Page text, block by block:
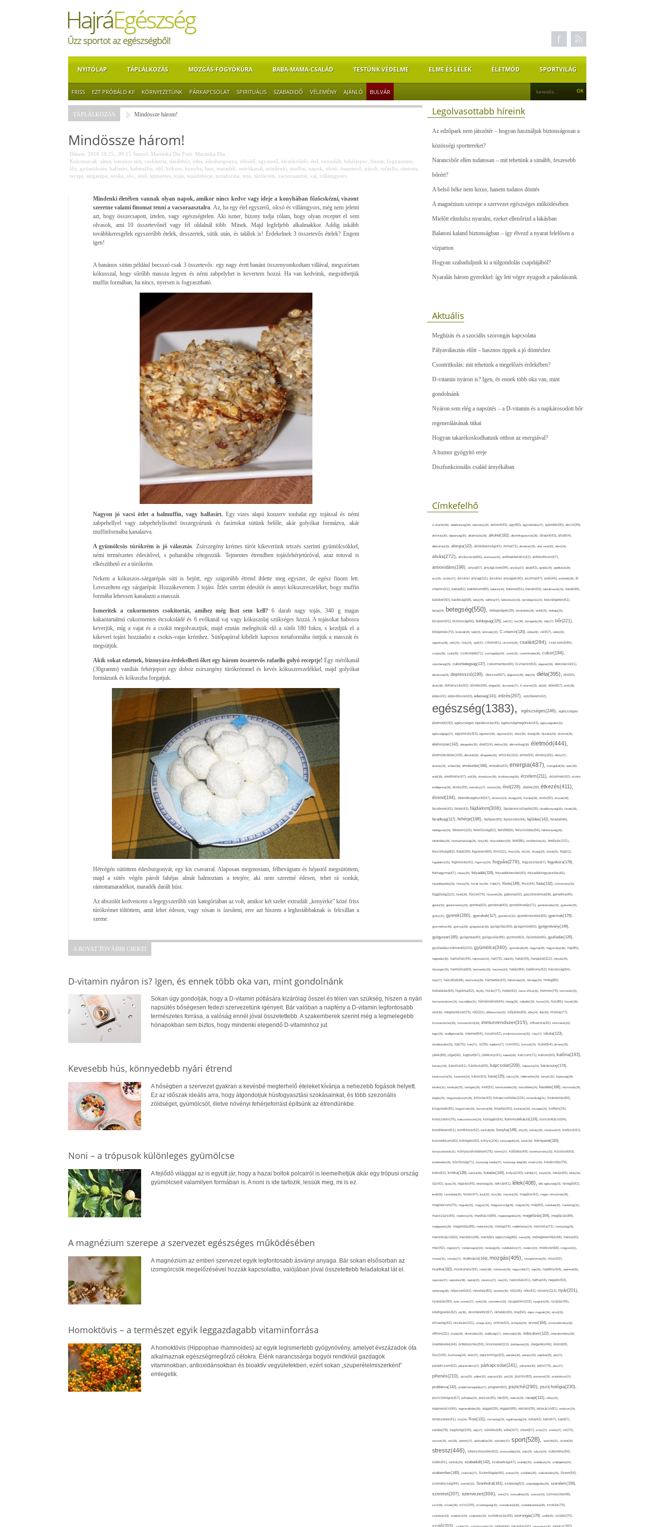
NYITÓLAP TÁPLÁLKOZÁS MOZGÁS-FOGYÓKÚRA BABA-MAMA-CSALÁD TESTÜNK VÉDELME ELME ÉS LÉLEK ÉLETMÓD SPORTVILÁG
FRISS EZT PRÓBÁLD KI! KÖRNYEZETÜNK PÁRKAPCSOLAT SPIRITUÁLIS SZABADIDŐ VÉLEMÉNY AJÁNLÓ BULVÁR
TÁPLÁLKOZÁS Mindössze három!
Mindössze három!
Dátum: 2018.10.25., 09:15 Szerző: Martinka Dia Fotó: Martinka Dia
Kulcsszavak: alma banános süti csokitorta darálthús, édes, édesburgonya édesítő egyszerű étcsokoládé, étel extrudált, fehérjepor, finom fogyasztani
főz
gyümölcsös, halfasírt, halmuffin idő kókusz konyha liszt, maradék mérőkanál mindenki muffin napok olcsó összetevő párolt, rafaello rántotta
recept, sárgarépa sonka sós. sütő tejmentes, tojás, tojásfehérje, tortaforma totu túrókrém vacsoraasztal vaj villámgyors
Mindenki életében vannak olyan napok, amikor nincs kedve vagy ideje a konyhában főzőcskézni, viszont
szeretne valami finomat tenni a vacsoraasztalra . Az, ha egy étel egyszerű, olcsó és villámgyors, még nem jelenti
azt, hogy összecsapott, íztelen, vagy egészségtelen. Aki ismer, bizony tudja rólam, hogy olyan receptet el sem
olvasok, ami 10 összetevőnél vagy fél oldalnál több. Minek. Majd legfeljebb alkalmakkor. Addig inkább
továbbkeresgélek egyszerűbb ételek, desszertek, sütik után, és találok is! Érdekelnek 3 összetevős ételek? Engem
igen!
A banános sütim például becsszó csak 3 összetevős: egy nagy érett banánt összenyomkodtam villával, megszórtam
kókusszal, hogy sűrűbb massza legyen és némi zabpelyhet is kevertem hozzá. Ha van kedvünk, megsüthetjük
muffin formában, ha nincs, nyersen is fogyasztható.
Nagyon jó vacsi ötlet a halmuffin, vagy halfasírt.Egy vizes alapú konzerv tonhalat egy tojással és némi
zabpehellyel vagy zabpehelyliszttel összegyúrunk és fasírtokat sütünk belőle, akár golyókat formázva, akár
muffinformába kanalazva.
A gyümölcsös túrókrém is jó választás. Zsírszegény krémes túrót kikeverünk tetszés szerinti gyümölcsökkel,
némi természetes édesítővel, s poharakba rétegezzük. Tejmentes étrendben tojásfehérjetúróval, azaz totuval is
elkészíthető ez a túrókrém.
Nekem a kókuszos-sárgarépás süti is bejött, egy szigorúbb étrend ihlette meg egyszer, de egész finom lett.
Lereszeltem egy sárgarépát. Hozzákevertem 3 tojást. Ízlés szerint édesítőt és annyi kókuszreszeléket, hogy muffin
formába lehessen kanalazni a masszát.
Ismeritek a cukormentes csokitortát, amihez még liszt sem kell?6 darab nagy tojás, 340 g magas
kakaótartalmú cukormentes étcsokoládé és 6 evőkanál vaj vagy kókuszolaj szükséges hozzá. A tojásokat habosra
keverjük, míg a vajat és a csokit megolvasztjuk, majd ezután melegítsük elő a sütőt 180 fokra, s kezdjük el a
kikevert tojást hozzáadni a csokis-vajas krémhez. Sütőpapírral kibélelt kapcsos tortaformába öntjük a masszát és
megsütjük.
Akik sokat edzenek, bizonyára érdekelheti őket egy három összetevős rafaello golyó receptje! Egy mérőkanál
(30gramm) vaníliás fehérjeport egy doboz zsírszegény túrókrémmel és kevés kókuszreszelékkel, majd golyókat
formázunk és kókuszba forgatjuk.
Hétvégén sütöttem édesburgonyát, egy kis csavarral. Alaposan megmostam, félbevágtam és héjastól megsütöttem,
majd a sütés végén párolt fahéjas almát halmoztam a tetejére, aki nem szeretné édesen, tehet rá sonkát,
rántottamaradékot, maradék darált húst.
Az abszolút kedvencem a legegyszerűbb süti kategóriában az volt, amikor két szelet extrudált „kenyérke” közé friss
túrókrémet töltöttem, amit lehet édesen, vagy sósan is ízesíteni, erre azt hiszem a leglustábbaknak is felcsillan a
szeme.
A ROVAT TOVÁBBI CIKKEI
D-vitamin nyáron is? Igen, és ennek több oka van, mint gondolnánk
Sokan úgy gondolják, hogy a D-vitamin pótlására kizárólag ősszel és télen van szükség, hiszen a nyári
napsütés bőségesen fedezi szervezetünk igényeit. Bár valóban a napfény a D-vitamin legfontosabb
természetes forrása, a valóság ennél jóval összetettebb. A szakemberek szerint még a legmelegebb
hónapokban sem biztos, hogy mindenki elegendő D-vitaminhoz jut.
Kevesebb hús, könnyedebb nyári étrend
A hőségben a szervezet gyakran a kevésbé megterhelő ételeket kívánja a nehezebb fogások helyett.
Ez az időszak ideális arra, hogy átgondoljuk húsfogyasztási szokásainkat, és több szezonális
zöldséget, gyümölcsöt, illetve növényi fehérjeforrást építsünk az étrendünkbe.
Noni – a trópusok különleges gyümölcse
A fejlődő világgal az is együtt jár, hogy a hazai boltok polcairól is leemelhetjük akár egy trópusi ország
gyümölcseit valamilyen formában is. A noni is ide tartozik, lessük meg, mi is ez.
A magnézium szerepe a szervezet egészséges működésében
A magnézium az emberi szervezet egyik legfontosabb ásványi anyaga. Bár sokan elsősorban az
izomgörcsök megelőzésével hozzák kapcsolatba, valójában jóval összetettebb feladatokat lát el.
Homoktövis – a természet egyik leggazdagabb vitaminforrása
A homoktövis (Hippophae rhamnoides) az egyik legismertebb gyógynövény, amelyet évszázadok óta
alkalmaznak egészségmegőrző célokra. Élénk narancssárga bogyói rendkívül gazdagok
vitaminokban, antioxidánsokban és bioaktív vegyületekben, ezért sokan „szuperélelmiszerként”
emlegetik.
Legolvasottabb híreink
Az edzőpark nem játszótér – hogyan használjuk biztonságosan a
közösségi sporttereket?
Narancsbőr ellen tudatosan – mit tehetünk a simább, feszesebb
bőrért?
A belső béke nem luxus, hanem tudatos döntés
A magnézium szerepe a szervezet egészséges működésében
Mielőtt elindulsz nyaralni, ezeket ellenőrizd a lakásban
Balatoni kaland biztonságban – így élvezd a nyarat felelősen a
vízparton
Hogyan szabaduljunk ki a túlgondolás csapdájából?
Nyaralás három gyerekkel: így lett végre nyugodt a pakolásunk
Aktuális
Meghízás és a szociális szorongás kapcsolata
Pályaválasztás előtt – hasznos tippek a jó döntéshez
Csontritkulás: mit tehetünk a megelőzés érdekében?
D-vitamin nyáron is? Igen, és ennek több oka van, mint
gondolnánk
Nyáron sem elég a napsütés – a D-vitamin és a napkárosodott bőr
regenerálásának titkai
Hogyan takarékoskodhatunk otthon az energiával?
A humor gyógyító ereje
Diszfunkcionális család árnyékában
Címkefelhő
A-vitamin(36), adalékanyag(28), adomány(26), advent(40), agy(80), agyműködés(27), ajándék(95), akció(39),
aktivitás(30), alapanyag(30), alkalmazás(28), alkohol(182), alkoholfogyasztás(36), állapot(43), állat(54),
állattartás(33), allergia(122), állóképesség(42), Alma(72), almaecet(26), aloe vera(33), álom(34),
alvás(272), alvászavar(66), aminosav(33), antibakteriális(42), antibiotikum(47),
antioxidáns(198), anya(67), anyagcsere(99), anyuka(27), apa(42), ápolás(29), applikáció(26),
arc(29), arcbőr(27), ásványi anyag(111), ásványi anyagok(40), asztma(47), autó(46), avokádó(36), B-
vitamin(41), baba(82), baktérium(89), balaton(34), baleset(51), banán(53), bántalmazás(24), barát(48),
barátok(50), barátság(58), béke(29), bélflóra(37), bélrendszer(33), bemelegítés(24), beszélgetés(61),
beteg(34), betegség(550), betegségek(39), bevásárlás(28), bicikli(25), biológia(25),
bizalom(41), biztonság(66), boldogság(125), bolt(31), bor(36), borogatás(28), böjt(27), bőr(221),
bőrápolás(70), brokkoli(29), buli(24), bűntudat(32), C-vitamin(120), cékla(28), cél(57), célok(30),
cigaretta(38), cikk(24), Cink(24), cipő(37), citrom(61), citromfű(26), család(284), csecsemő(45),
csípés(26), csoki(35), csokoládé(71), csomagolás(24), csont(33), csontritkulás(36), cukor(194),
cukorbeteg(25), cukorbetegség(137), cukormentes(69), D-vitamin(53), daganat(36), dekoráció(41),
demencia(34), depresszió(199), desszert(67), diagnózis(28), diák(24), diéta(395), dió(50),
divat(38), dohányzás(92), döntés(58), drága(26), duzzanat(27), E-vitamin(25), eb(26), ebéd(57), ecet(38),
édes(42), édesítőszer(43), édesség(141), edzés(267), edzőterem(42),
egészség(1383), egészséges(246), egészséges
életmód(100), egészséges táplálkozás(45), egészségmegőrzés(43), egészségtelen(32),
egészségügy(27), egyensúly(63), egyetem(30), egyszerű(31), éhes(30), éhség(38), éjszaka(33), ekcéma(26),
élelmiszer(142), elengedés(29), élet(114), életkor(30), életminőség(30), életmód(444),
életmódváltás(109), életvitel(28), elfogadás(30), elhízás(110), elme(93), élmény(55), előny(37),
elvárás(32), ember(38), emésztés(166), empátia(43), energia(487), Energiaital(29), eper(30),
erdő(36), eredmény(47), erő(36), érrendszer(36), érzékenység(36), érzelem(211), érzelmek(42), érzelmi
intelligencia(28), érzés(39), esemény(27), eszköz(28), étel(228), ételek(39), étkezés(411),
étrend(194), étrendkiegészítő(47), étterem(24), étvágy(34), Európa(28), evés(92), évszak(28),
facebook(42), fahéj(43), fájdalom(308), fájdalomcsillapító(39), fáradékonyság(30), fáradt(28),
fáradtság(117), fehérje(198), fejfájás(93), fejlesztés(44), fejlődés(142), feladat(46),
feldolgozás(24), félelem(115), felelősség(62), felnőtt(66), felszívódás(56), féltékenység(26),
feltöltődés(29), fenntarthatóság(29), fény(36), fényvédelem(28), férfi(86), fertőtlenítés(31), fertőzés(101),
feszültség(82), fiatal(39), figyelem(69), film(111), finom(26), fitt(34), fittség(34), fizikai(25), fog(51),
fogadalom(25), fogmosás(41), fogorvos(24), fogyás(279), fogyasztás(67), fogyókúra(178),
fokhagyma(47), folsav(25), folyadék(119), folyadékbevitel(40), folyadékfogyasztás(45),
folyadékpótlás(29), fontos(25), forralt bor(26), Föld(27), főzés(149), friss(44), futás(132), futóverseny(32),
függőség(112), fürdő(26), fűszer(79), fűszerek(28), gabona(42), gasztronómia(58), genetika(45),
glutén(32), gluténmentes(34), gomba(53), gondolat(43), gondolkodás(71), gondoskodás(33), gyakorlat(29),
gyász(31), gyerek(260), gyerekek(117), gyerekkor(32), gyereknevelés(83), gyermek(179),
gyermekkor(36), gyertya(28), gyógyászat(36), gyógyítás(69), gyógymód(50), gyógynövény(149),
gyógyszer(165), gyógytea(40), gyógyulás(85), gyomor(62), Gyömbér(66), gyulladás(126),
gyulladáscsökkentő(102), gyümölcs(340), gyümölcslé(28), hagyma(28), hagyomány(36), haj(85),
hajápolás(36), hajhullás(44), hajmosás(24), hal(70), hála(25), halál(39), hangulat(112), hányás(25),
hányinger(25), harmónia(69), hasmenés(35), hasznos(24), hatás(84), hatékony(52), házasság(64),
házi(27), háziállat(48), házimunka(28), háztartás(43), hétköznap(24), hétvége(25), hideg(80),
hidratálás(69), higiénia(52), hit(26), hízás(77), hobbi(62), home office(26), hormon(79), hormonok(25),
hormonrendszer(24), hozzáállás(31), hőmérséklet(44), hőség(36), hulladék(33), humor(24), hús(86), húsvét(36),
hűtő(30), idegrendszer(75), idő(111), időbeosztás(32), időjárás(69), idős(24), illat(30), illóolaj(77),
immunerősítés(30), immunerősítő(36), immunrendszer(315), influenza(45), információ(33),
inger(29), intelligencia(28), internet(64), inzulin(42), inzulinrezisztencia(35), írás(27), iskola(123),
iskolakezdés(25), ital(75), ivás(27), íz(39), izgalom(27), izom(91), izomzat(24), ízület(54), járvány(35),
játék(89), jóga(56), Joghurt(67), jótékony(41), kaland(28), kalcium(71), kálium(50), kalória(193),
kamasz(30), kamilla(41), Kánikula(59), kapcsolat(209), káposzta(24), karácsony(174),
karácsonyfa(25), karantén(34), káros(53), kávé(125), keksz(29), kellemetlen(29), kenyér(32), képesség(28),
kérdés(31), kerékpár(25), keringés(26), kert(52), kertészkedés(26), készülődés(24), kezelés(166), kézmosás(28),
kiégés(25), kiegyensúlyozott(26), kihívás(43), kikapcsolódás(106), kimerültség(31), kirándulás(84),
kisgyerek(45), kisgyermek(34), kismama(38), kitartás(50), kockázat(34), kocogás(24), koffein(76),
koleszterin(76), koleszterinszint(24), kollagén(54), kommunikáció(124), koncentráció(94),
konditerem(51), konfliktus(52), kontroll(28), konyha(149), kór(25), kórház(29), kórokozó(24), kortizol(41),
kozmetikum(40), köhögés(40), könyv(106), könyvajánló(24), köret(30), környezet(116),
környezetbarát(31), környezetvédelem(78), köröm(27), kötődés(49), következmény(33), közérzet(43),
közlekedés(26), közösség(71), közösségi média(27), közösségi oldal(38), kreatív(34), kreativitás(79),
krém(62), kritika(139), kultúra(36), kutatás(144), kutya(100), külföld(27), kütyü(33), lakás(65), látás(34),
láz(42), lazac(24), légzés(49), lehetőség(25), lekvár(41), lélek(408), lelki egészség(33), levegő(42),
levél(28), Levendula(32), leves(47), lista(32), liszt(36), macska(33), magány(42), magas vérnyomás(28),
magnézium(70), magvak(25), magyar(25), Magyarország(28), magzat(25), máj(60), mandula(33), marketing(31),
masszázs(45), medence(24), meditáció(89), megbetegedés(24), megelőzés(164), megfázás(89),
meglepetés(28), megoldás(89), melatonin(29), meleg(74), mellékhatás(24), memória(72), mennyiség(26),
menstruáció(50), mentális(48), mentális egészség(86), menü(28), méregtelenítés(48), mese(40),
méz(92), migrén(27), mindennapok(34), minőség(33), mobiltelefon(27), modern(24), módszer(68), mogyoró(31),
mosás(31), mosoly(27), motiváció(144), mozgás(405), mozgásforma(25), mozi(42),
munka(182), munkahely(92), műtét(38), művészet(29), nagyszülő(27), nap(35), napfény(54), napirend(35),
napozás(37), napsütés(38), naptej(32), narancs(27), nasi(31), nassolás(41), nátha(44), negatív(50),
nehézség(36), népszerű(42), nevelés(83), nevetés(30), nő(106), nők(42), növény(112), nyár(201),
nyaralás(90), nyári szünet(27), nyelv(26), nyomelem(33), nyugalom(102), nyugtató(29), nyújtás(45),
odafigyelés(52), ok(36), okostelefon(57), oktatás(40), olaj(50), olajos magvak(34), olcsó(33),
olívaolaj(42), olvasás(101), omega-3(31), online(52), orrfolyás(24), orvos(164), orvostudomány(26),
otthon(111), óvoda(26), öltözködés(35), önállóság(27), önbecsülés(36), önbizalom(122), önbizalomhiány(28),
önértékelés(44), önfejlesztés(59), önismeret(113), önkifejezés(26), öregedés(46), öröm(69),
ősz(109), őszinteség(34), ötlet(37), pajzsmirigy(53), pakolás(30), panasz(25), paprika(28), pár(27),
paradicsom(52), páratartalom(27), párkapcsolat(241), pattanás(30), pénz(74), piac(27),
pihenés(210), pizza(25), pollen(32), popcorn(35), por(26), pozitív(83), prevenció(25), probiotikum(37),
probléma(142), problémamegoldás(27), program(60), psziché(290), pszichológia(230),
pszichológus(67), puffadás(34), pulzus(45), rák(69), reakció(33), recept(131), reflux(31),
regeneráció(46), regenerálódás(28), reggel(39), reggeli(89), reklám(39), relaxáció(81), rendszer(24),
rendszeres(41), rizs(34), Rost(131), rozmaring(24), rugalmasság(24), ruha(42), rutin(47), sajt(67),
saláta(78), segítség(100), sejt(27), sérülés(58), séta(107), siker(67), sírás(27), smink(37), só(70),
sorozat(33), sör(26), spenót(27), spiritualitás(28), spórolás(37), sport(528), sportoló(31), strand(35),
stressz(446), stresszkezelés(53), stresszoldás(34), súly(25), súlyzó(24), sütemény(94),
sütés(91), sütőtök(25), szabadidő(142), szabadság(47), szabály(25), szabályok(24), szájhigiénia(24),
szakember(140), szakítás(27), Számítógép(46), száraz(24), szédülés(35), székrekedés(25), Szem(54),
személyiség(94), szemét(32), Szénhidrát(181), szépség(52), szépségápolás(26), szerelem(156),
szeretet(207), szervezet(306), szex(27), szexualitás(25), szezon(34), szilveszter(48),
szín(28), színek(36), szív(109), szívbetegség(32), szocializáció(30), szódabikarbóna(35), szokás(79),
szokások(33), szolárium(24), szoptatás(33), szórakozás(45), szorongás(178), szőlő(25), szülés(70),